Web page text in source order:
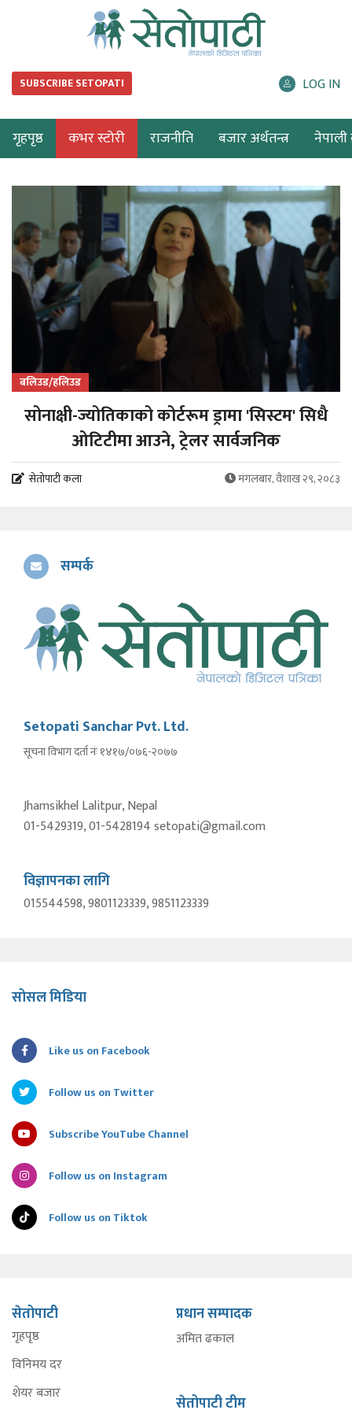
SUBSCRIBE SETOPATI LOG IN
गृहपृष्ठ कभर स्टोरी राजनीति बजार अर्थतन्त्र नेपाली
बलिउड/हलिउड
सोनाक्षी-ज्योतिकाको कोर्टरूम ड्रामा 'सिस्टम' सिधै
ओटिटीमा आउने, ट्रेलर सार्वजनिक
सेतोपाटी कला मंगलबार, वैशाख २९, २०८३
सम्पर्क
Setopati Sanchar Pvt. Ltd.
सूचना विभाग दर्ता नंः १४१७/०७६-२०७७
Jhamsikhel Lalitpur, Nepal
01-5429319, 01-5428194 setopati@gmail.com
विज्ञापनका लागि
015544598, 9801123339, 9851123339
सोसल मिडिया
Like us on Facebook
Follow us on Twitter
Subscribe YouTube Channel
Follow us on Instagram
Follow us on Tiktok
सेतोपाटी
गृहपृष्ठ
विनिमय दर
शेयर बजार
प्रधान सम्पादक
अमित ढकाल
सेतोपाटी टीम